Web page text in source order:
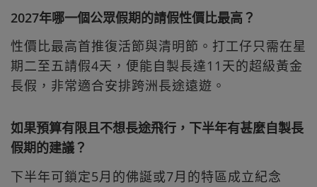
2027年哪一個公眾假期的請假性價比最高？
性價比最高首推復活節與清明節。打工仔只需在星
期二至五請假4天，便能自製長達11天的超級黃金
長假，非常適合安排跨洲長途遠遊。
如果預算有限且不想長途飛行，下半年有甚麼自製長
假期的建議？
下半年可鎖定5月的佛誕或7月的特區成立紀念